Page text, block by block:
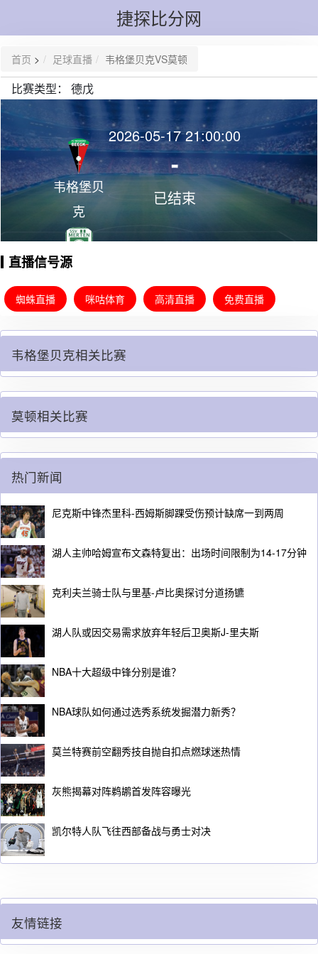
捷探比分网
首页 > 足球直播 韦格堡贝克VS莫顿
比赛类型： 德戊
韦格堡贝
克
2026-05-17 21:00:00
-
已结束
莫顿
直播信号源
蜘蛛直播 咪咕体育 高清直播 免费直播
韦格堡贝克相关比赛
莫顿相关比赛
热门新闻
尼克斯中锋杰里科-西姆斯脚踝受伤预计缺席一到两周
湖人主帅哈姆宣布文森特复出：出场时间限制为14-17分钟
克利夫兰骑士队与里基-卢比奥探讨分道扬镳
湖人队或因交易需求放弃年轻后卫奥斯J-里夫斯
NBA十大超级中锋分别是谁？
NBA球队如何通过选秀系统发掘潜力新秀？
莫兰特赛前空翻秀技自抛自扣点燃球迷热情
灰熊揭幕对阵鹈鹕首发阵容曝光
凯尔特人队飞往西部备战与勇士对决
友情链接